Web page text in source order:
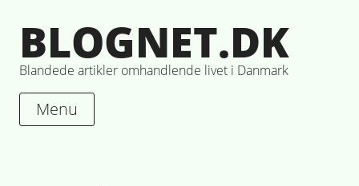
to
content
BLOGNET.DK
Blandede artikler omhandlende livet i Danmark
Menu